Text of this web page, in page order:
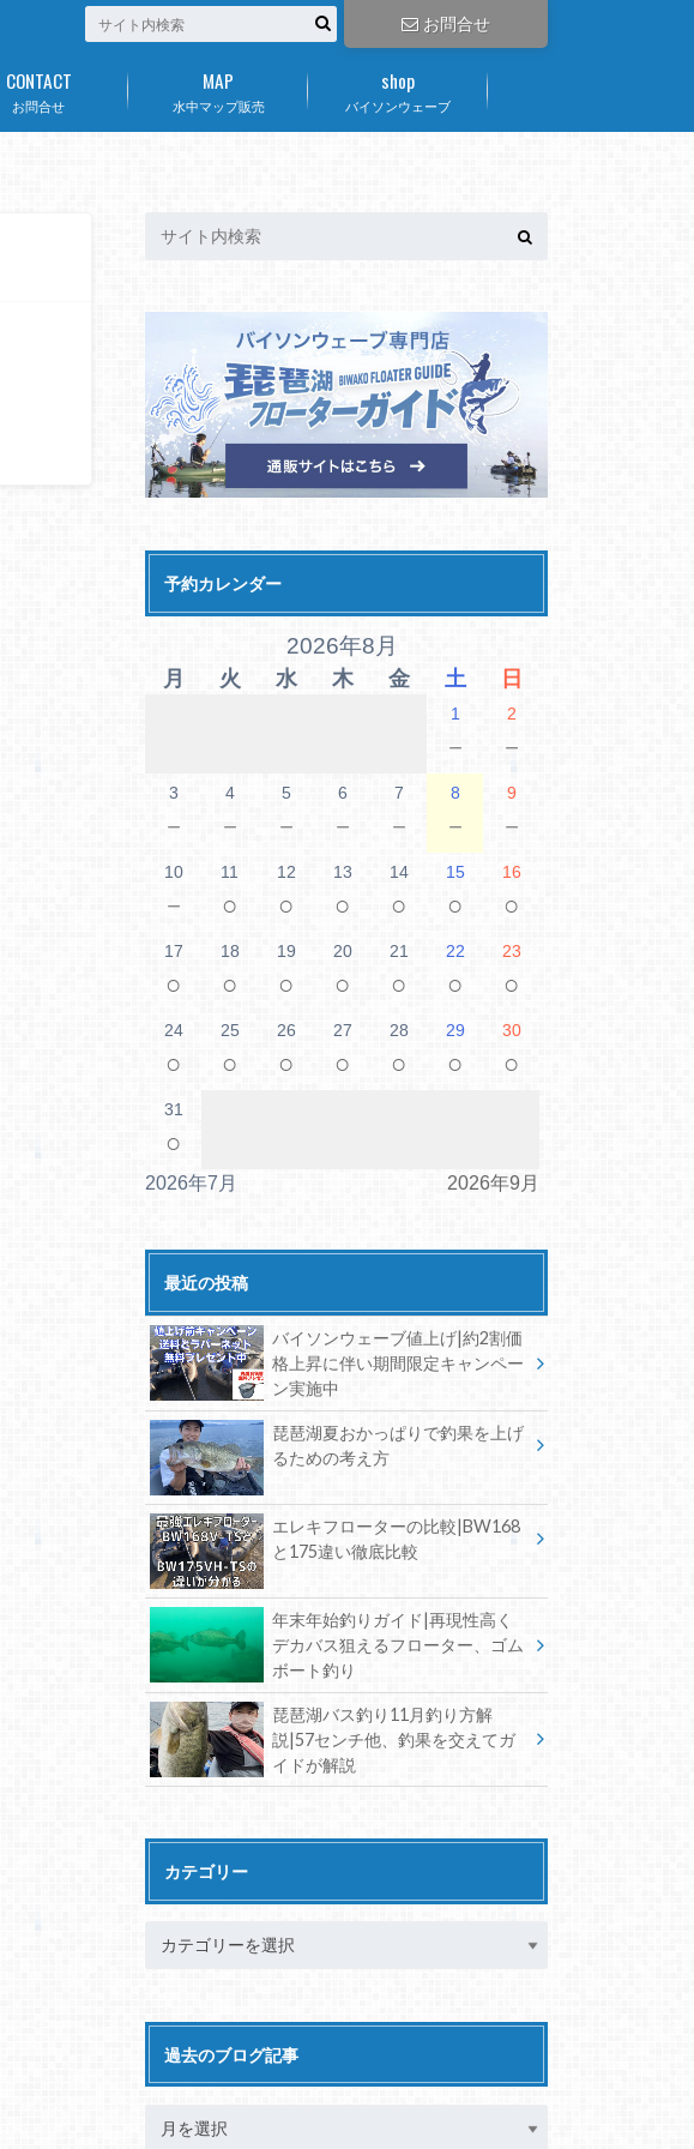
お問合せ
お問合せ
CONTACT
水中マップ販売
MAP
バイソンウェーブ
shop
予約カレンダー
2026年8月
月 火 水 木 金 土 日
1
－
2
－
3
－
4
－
5
－
6
－
7
－
8
－
9
－
10
－
11
○
12
○
13
○
14
○
15
○
16
○
17
○
18
○
19
○
20
○
21
○
22
○
23
○
24
○
25
○
26
○
27
○
28
○
29
○
30
○
31
○
2026年7月 2026年9月
最近の投稿
バイソンウェーブ値上げ|約2割価
格上昇に伴い期間限定キャンペー
ン実施中
琵琶湖夏おかっぱりで釣果を上げ
るための考え方
エレキフローターの比較|BW168
と175違い徹底比較
年末年始釣りガイド|再現性高く
デカバス狙えるフローター、ゴム
ボート釣り
琵琶湖バス釣り11月釣り方解
説|57センチ他、釣果を交えてガ
イドが解説
カテゴリー
過去のブログ記事